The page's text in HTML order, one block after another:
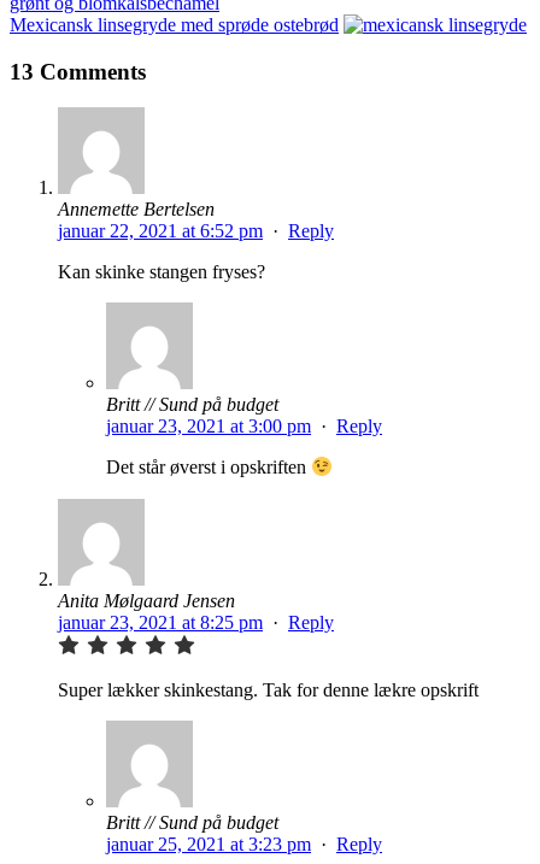
Mexicansk linsegryde med sprøde ostebrød
13 Comments
Annemette Bertelsen
januar 22, 2021 at 6:52 pm · Reply
Kan skinke stangen fryses?
Britt // Sund på budget
januar 23, 2021 at 3:00 pm · Reply
Det står øverst i opskriften
Anita Mølgaard Jensen
januar 23, 2021 at 8:25 pm · Reply
Super lækker skinkestang. Tak for denne lækre opskrift
Britt // Sund på budget
januar 25, 2021 at 3:23 pm · Reply